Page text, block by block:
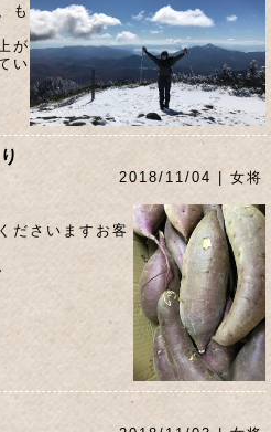
も
が
い
2018/11/04 | 女将
ださいますお客